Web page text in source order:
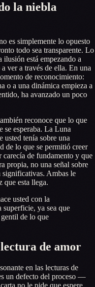
la niebla
es simplemente lo opuesto
todo sea transparente. Lo
está empezando a
ver a través de ella. En una
de reconocimiento:
o a una dinámica empieza a
ha avanzado un poco
reconoce que lo que
se esperaba. La Luna
usted tenía sobre una
de lo que se permitió creer
de fundamento y que
propia, no una señal sobre
significativas. Ambas le
que esta llega.
usted con la
superficie, ya sea que
de lo que
de amor
en las lecturas de
un defecto del proceso —
no le pide que espere